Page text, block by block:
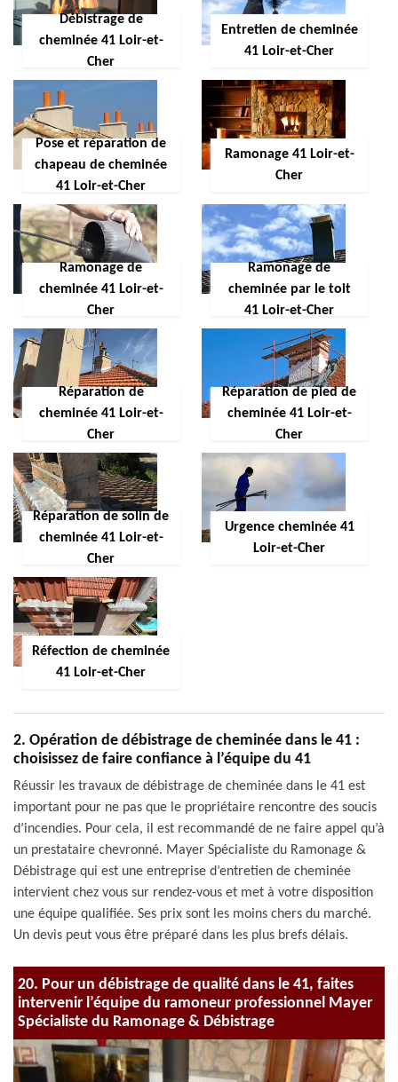
Débistrage de
cheminée 41 Loir-et-
Cher
Entretien de cheminée
41 Loir-et-Cher
Pose et réparation de
chapeau de cheminée
41 Loir-et-Cher
Ramonage 41 Loir-et-
Cher
Ramonage de
cheminée 41 Loir-et-
Cher
Ramonage de
cheminée par le toit
41 Loir-et-Cher
Réparation de
cheminée 41 Loir-et-
Cher
Réparation de pied de
cheminée 41 Loir-et-
Cher
Réparation de solin de
cheminée 41 Loir-et-
Cher
Urgence cheminée 41
Loir-et-Cher
Réfection de cheminée
41 Loir-et-Cher
2. Opération de débistrage de cheminée dans le 41 :
choisissez de faire confiance à l’équipe du 41
Réussir les travaux de débistrage de cheminée dans le 41 est
important pour ne pas que le propriétaire rencontre des soucis
d’incendies. Pour cela, il est recommandé de ne faire appel qu’à
un prestataire chevronné. Mayer Spécialiste du Ramonage &
Débistrage qui est une entreprise d’entretien de cheminée
intervient chez vous sur rendez-vous et met à votre disposition
une équipe qualifiée. Ses prix sont les moins chers du marché.
Un devis peut vous être préparé dans les plus brefs délais.
20. Pour un débistrage de qualité dans le 41, faites
intervenir l’équipe du ramoneur professionnel Mayer
Spécialiste du Ramonage & Débistrage